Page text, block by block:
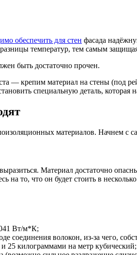
обеспечить для стен фасада
температур, тем самым
быть достаточно прочен.
— крепим материал на стены (под
специальную деталь, которая
материалов. Начнем с
Материал достаточно
то, что он будет стоить в
Вт/м*К;
соединения волокон, из-за чего,
и 25 килограммами на метр кубический;